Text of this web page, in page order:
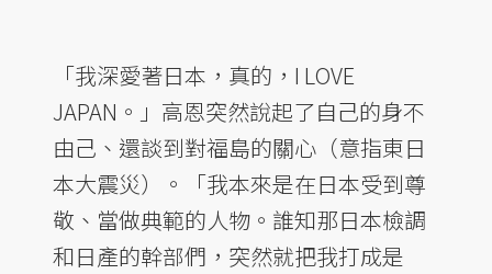
「我深愛著日本，真的，I LOVE
JAPAN。」高恩突然說起了自己的身不
由己、還談到對福島的關心（意指東日
本大震災）。「我本來是在日本受到尊
敬、當做典範的人物。誰知那日本檢調
和日產的幹部們，突然就把我打成是